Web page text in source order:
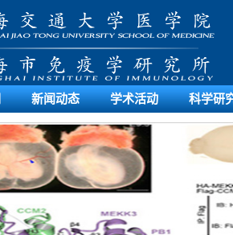
新闻动态 学术活动 科学研